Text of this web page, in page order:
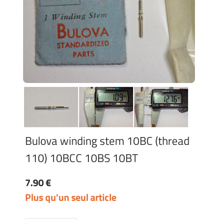
Bulova winding stem 10BC (thread
110) 10BCC 10BS 10BT
7.90 €
Plus qu'un seul article